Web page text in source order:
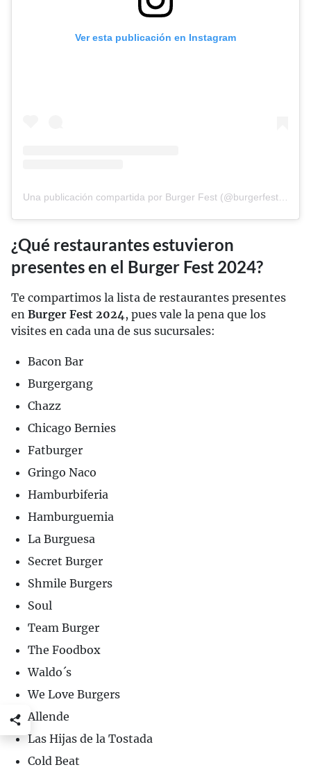
Ver esta publicación en Instagram
Una publicación compartida por Burger Fest (@burgerfestmex)
¿Qué restaurantes estuvieron
presentes en el Burger Fest 2024?
Te compartimos la lista de restaurantes presentes
en Burger Fest 2024, pues vale la pena que los
visites en cada una de sus sucursales:
Bacon Bar
Burgergang
Chazz
Chicago Bernies
Fatburger
Gringo Naco
Hamburbiferia
Hamburguemia
La Burguesa
Secret Burger
Shmile Burgers
Soul
Team Burger
The Foodbox
Waldo´s
We Love Burgers
Allende
Las Hijas de la Tostada
Cold Beat